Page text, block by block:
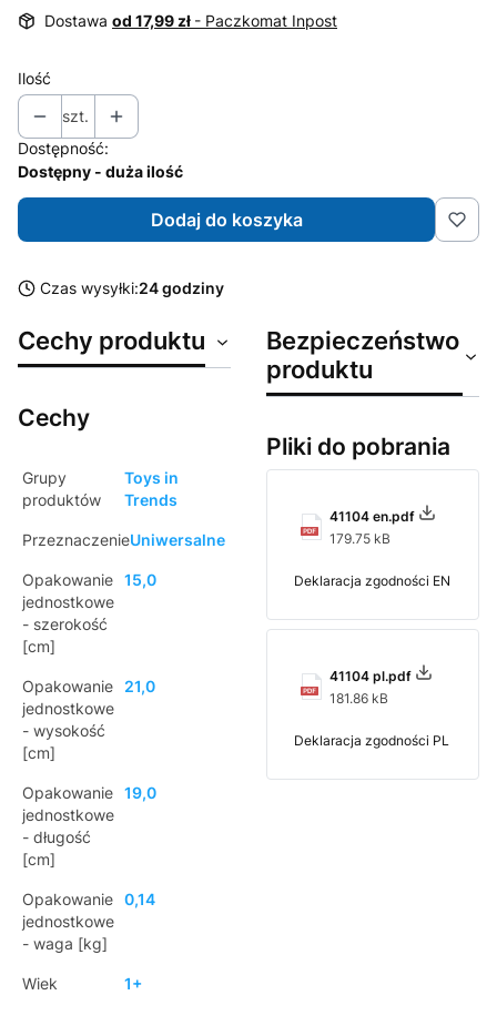
Dostawa od 17,99 zł - Paczkomat Inpost
Ilość
szt.
Dostępność:
Dostępny - duża ilość
Dodaj do koszyka
Czas wysyłki:24 godziny
Cechy produktu
Cechy
Grupy
produktów
Toys in
Trends
PrzeznaczenieUniwersalne
Opakowanie
jednostkowe
- szerokość
[cm]
15,0
Opakowanie
jednostkowe
- wysokość
[cm]
21,0
Opakowanie
jednostkowe
- długość
[cm]
19,0
Opakowanie
jednostkowe
- waga [kg]
0,14
Wiek 1+
Bezpieczeństwo
produktu
Pliki do pobrania
41104 en.pdf
179.75 kB
Deklaracja zgodności EN
41104 pl.pdf
181.86 kB
Deklaracja zgodności PL